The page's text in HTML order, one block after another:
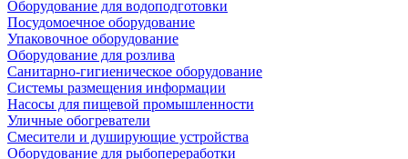
Оборудование для водоподготовки
Посудомоечное оборудование
Упаковочное оборудование
Оборудование для розлива
Санитарно-гигиеническое оборудование
Системы размещения информации
Насосы для пищевой промышленности
Уличные обогреватели
Смесители и душирующие устройства
Оборудование для рыбопереработки